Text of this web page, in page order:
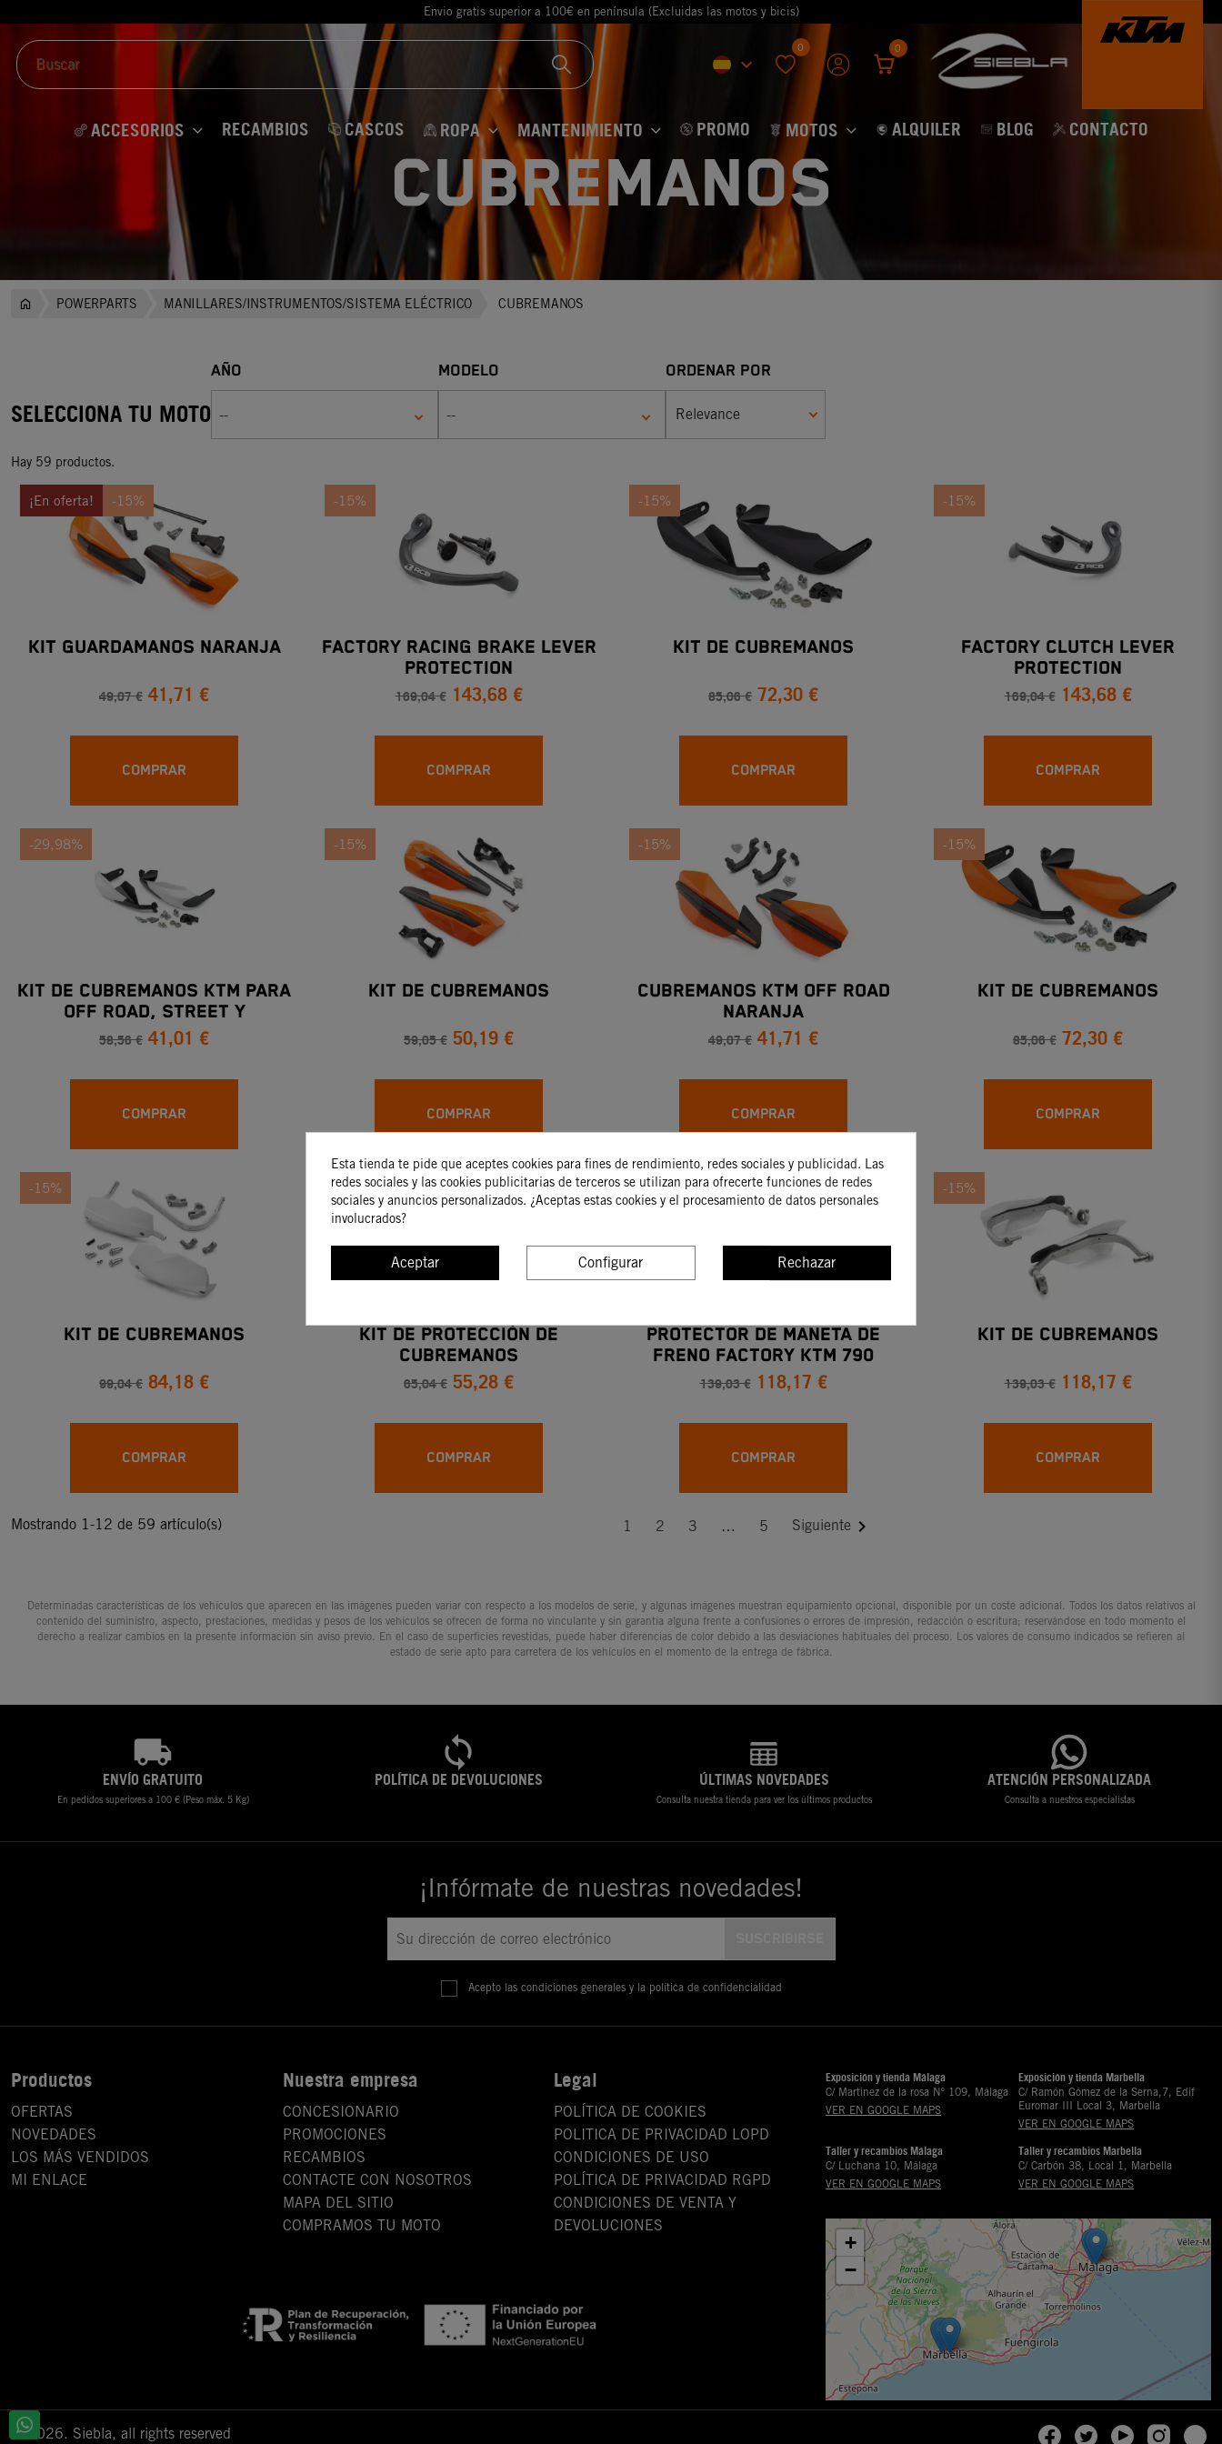
Envio gratis superior a 100€ en península (Excluidas las motos y bicis)
keyboard_arrow_down
0 0
ACCESORIOS RECAMBIOS CASCOS ROPA MANTENIMIENTO PROMO MOTOS ALQUILER BLOG CONTACTO
CUBREMANOS
POWERPARTS MANILLARES/INSTRUMENTOS/SISTEMA ELÉCTRICO CUBREMANOS
SELECCIONA TU MOTO
AÑO
--
MODELO
--
ORDENAR POR
Relevance
Hay 59 productos.
¡En oferta! -15%
KIT GUARDAMANOS NARANJA
49,07 € 41,71 €
COMPRAR
-15%
FACTORY RACING BRAKE LEVER
PROTECTION
169,04 € 143,68 €
COMPRAR
-15%
KIT DE CUBREMANOS
85,06 € 72,30 €
COMPRAR
-15%
FACTORY CLUTCH LEVER
PROTECTION
169,04 € 143,68 €
COMPRAR
-29,98%
KIT DE CUBREMANOS KTM PARA
OFF ROAD, STREET Y
MOTOCROSS
58,56 € 41,01 €
COMPRAR
-15%
KIT DE CUBREMANOS
59,05 € 50,19 €
COMPRAR
-15%
CUBREMANOS KTM OFF ROAD
NARANJA
49,07 € 41,71 €
COMPRAR
-15%
KIT DE CUBREMANOS
85,06 € 72,30 €
COMPRAR
-15%
KIT DE CUBREMANOS
99,04 € 84,18 €
COMPRAR
-15%
KIT DE PROTECCIÓN DE
CUBREMANOS
65,04 € 55,28 €
COMPRAR
-15%
PROTECTOR DE MANETA DE
FRENO FACTORY KTM 790
DUKE,890 DUKE,990 DUKE
139,03 € 118,17 €
COMPRAR
-15%
KIT DE CUBREMANOS
139,03 € 118,17 €
COMPRAR
Mostrando 1-12 de 59 artículo(s) 1 2 3 … 5 Siguiente 
Determinadas características de los vehículos que aparecen en las imágenes pueden variar con respecto a los modelos de serie, y algunas imágenes muestran equipamiento opcional, disponible por un coste adicional. Todos los datos relativos al
contenido del suministro, aspecto, prestaciones, medidas y pesos de los vehículos se ofrecen de forma no vinculante y sin garantía alguna frente a confusiones o errores de impresión, redacción o escritura; reservándose en todo momento el
derecho a realizar cambios en la presente información sin aviso previo. En el caso de superficies revestidas, puede haber diferencias de color debido a las desviaciones habituales del proceso. Los valores de consumo indicados se refieren al
estado de serie apto para carretera de los vehículos en el momento de la entrega de fábrica.
ENVÍO GRATUITO
En pedidos superiores a 100 € (Peso máx. 5 Kg)
POLÍTICA DE DEVOLUCIONES ÚLTIMAS NOVEDADES
Consulta nuestra tienda para ver los últimos productos
ATENCIÓN PERSONALIZADA
Consulta a nuestros especialistas
¡Infórmate de nuestras novedades!
Acepto las condiciones generales y la política de confidencialidad
Productos
OFERTAS
NOVEDADES
LOS MÁS VENDIDOS
MI ENLACE
Nuestra empresa
CONCESIONARIO
PROMOCIONES
RECAMBIOS
CONTACTE CON NOSOTROS
MAPA DEL SITIO
COMPRAMOS TU MOTO
Legal
POLÍTICA DE COOKIES
POLITICA DE PRIVACIDAD LOPD
CONDICIONES DE USO
POLÍTICA DE PRIVACIDAD RGPD
CONDICIONES DE VENTA Y
DEVOLUCIONES
Exposición y tienda Málaga
C/ Martinez de la rosa Nº 109, Málaga
VER EN GOOGLE MAPS
Exposición y tienda Marbella
C/ Ramón Gómez de la Serna,7, Edif
Euromar III Local 3, Marbella
VER EN GOOGLE MAPS
Taller y recambios Málaga
C/ Luchana 10, Málaga
VER EN GOOGLE MAPS
Taller y recambios Marbella
C/ Carbón 38, Local 1, Marbella
VER EN GOOGLE MAPS
+
−
© 2026. Siebla, all rights reserved
Esta tienda te pide que aceptes cookies para fines de rendimiento, redes sociales y publicidad. Las
redes sociales y las cookies publicitarias de terceros se utilizan para ofrecerte funciones de redes
sociales y anuncios personalizados. ¿Aceptas estas cookies y el procesamiento de datos personales
involucrados?
Aceptar Configurar Rechazar